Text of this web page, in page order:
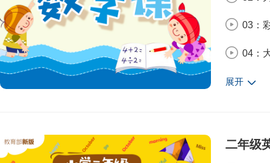
10：
11：
12：
03：
04：
05：
07：
展开
二年级